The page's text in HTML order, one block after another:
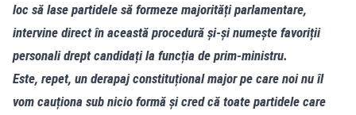
loc să lase partidele să formeze majorități parlamentare,
intervine direct în această procedură și-și numește favoriții
personali drept candidați la funcția de prim-ministru.
Este, repet, un derapaj constituțional major pe care noi nu îl
vom cauționa sub nicio formă și cred că toate partidele care